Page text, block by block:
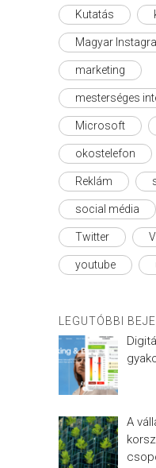
Kutatás
Magyar
marketing
mesterséges
Microsoft
okostelefon
Reklám
social média
Twitter
youtube
LEGUTÓBBI
A